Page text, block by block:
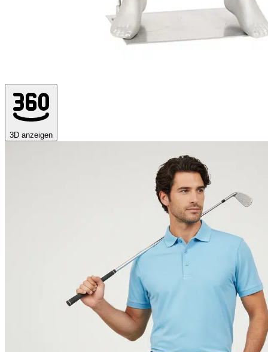
3D anzeigen